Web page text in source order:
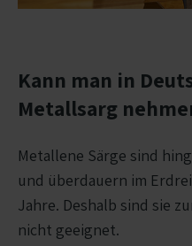
Kann man in
Metallsarg
Metallene Särge sind
und überdauern im
Jahre. Deshalb sind sie
nicht geeignet.